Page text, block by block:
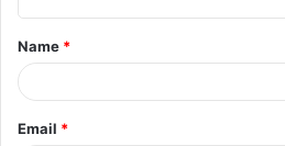
t
*
Name *
Email *